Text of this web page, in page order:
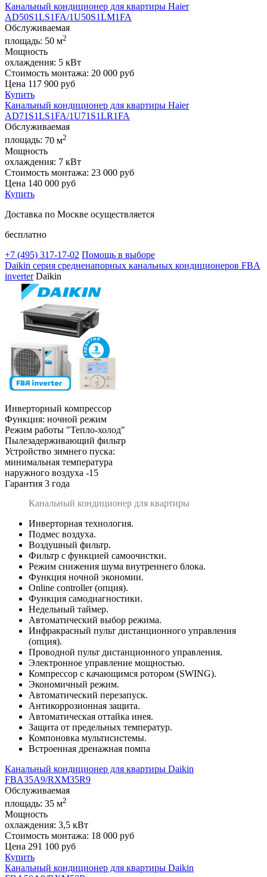
Канальный кондиционер для квартиры Haier
AD50S1LS1FA/1U50S1LM1FA
Обслуживаемая
площадь: 50 м2
Мощность
охлаждения: 5 кВт
Стоимость монтажа: 20 000 руб
Цена 117 900 руб
Купить
Канальный кондиционер для квартиры Haier
AD71S1LS1FA/1U71S1LR1FA
Обслуживаемая
площадь: 70 м2
Мощность
охлаждения: 7 кВт
Стоимость монтажа: 23 000 руб
Цена 140 000 руб
Купить
Доставка по Москве осуществляется
бесплатно
+7 (495) 317-17-02 Помощь в выборе
Daikin серия средненапорных канальных кондиционеров FBA
inverter Daikin
Инверторный компрессор
Функция: ночной режим
Режим работы "Тепло-холод"
Пылезадерживающий фильтр
Устройство зимнего пуска:
минимальная температура
наружного воздуха -15
Гарантия 3 года
Канальный кондиционер для квартиры
Инверторная технология.
Подмес воздуха.
Воздушный фильтр.
Фильтр с функцией самоочистки.
Режим снижения шума внутреннего блока.
Функция ночной экономии.
Online controller (опция).
Функция самодиагностики.
Недельный таймер.
Автоматический выбор режима.
Инфракрасный пульт дистанционного управления
(опция).
Проводной пульт дистанционного управления.
Электронное управление мощностью.
Компрессор с качающимся ротором (SWING).
Экономичный режим.
Автоматический перезапуск.
Антикоррозионная защита.
Автоматическая оттайка инея.
Защита от предельных температур.
Компоновка мультисистемы.
Встроенная дренажная помпа
Канальный кондиционер для квартиры Daikin
FBA35A9/RXM35R9
Обслуживаемая
площадь: 35 м2
Мощность
охлаждения: 3,5 кВт
Стоимость монтажа: 18 000 руб
Цена 291 100 руб
Купить
Канальный кондиционер для квартиры Daikin